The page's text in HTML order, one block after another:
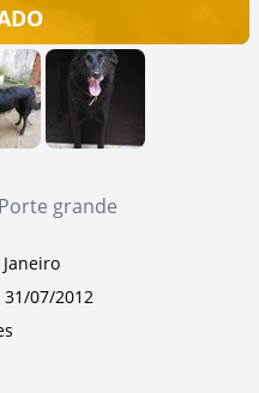
grande
31/07/2012